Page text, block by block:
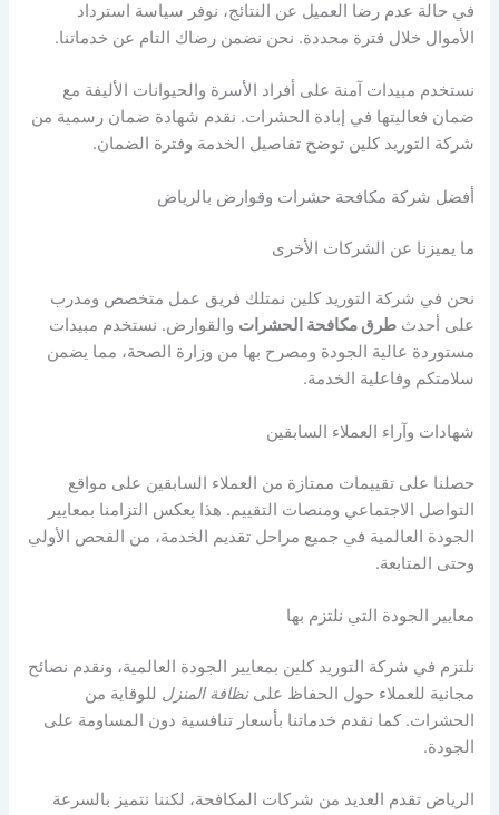
في حالة عدم رضا العميل عن النتائج، نوفر سياسة استرداد
الأموال خلال فترة محددة. نحن نضمن رضاك التام عن خدماتنا.
نستخدم مبيدات آمنة على أفراد الأسرة والحيوانات الأليفة مع
ضمان فعاليتها في إبادة الحشرات. نقدم شهادة ضمان رسمية من
شركة التوريد كلين توضح تفاصيل الخدمة وفترة الضمان.
أفضل شركة مكافحة حشرات وقوارض بالرياض
ما يميزنا عن الشركات الأخرى
نحن في شركة التوريد كلين نمتلك فريق عمل متخصص ومدرب
على أحدثطرق مكافحة الحشرات والقوارض. نستخدم مبيدات
مستوردة عالية الجودة ومصرح بها من وزارة الصحة، مما يضمن
سلامتكم وفاعلية الخدمة.
شهادات وآراء العملاء السابقين
حصلنا على تقييمات ممتازة من العملاء السابقين على مواقع
التواصل الاجتماعي ومنصات التقييم. هذا يعكس التزامنا بمعايير
الجودة العالمية في جميع مراحل تقديم الخدمة، من الفحص الأولي
وحتى المتابعة.
معايير الجودة التي نلتزم بها
نلتزم في شركة التوريد كلين بمعايير الجودة العالمية، ونقدم نصائح
مجانية للعملاء حول الحفاظ علىنظافة المنزل للوقاية من
الحشرات. كما نقدم خدماتنا بأسعار تنافسية دون المساومة على
الجودة.
الرياض تقدم العديد من شركات المكافحة، لكننا نتميز بالسرعة